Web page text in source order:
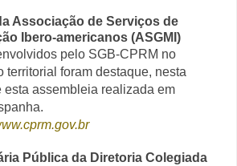
Associação de Serviços de
Ibero-americanos (ASGMI)
pelo SGB-CPRM no
territorial foram destaque, nesta
esta assembleia realizada em
Pública da Diretoria Colegiada